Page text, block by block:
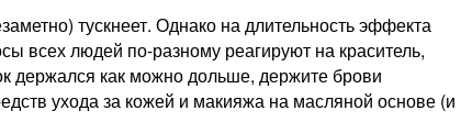
тускнеет. Однако на длительность эффекта
всех людей по-разному реагируют на краситель,
держался как можно дольше, держите брови
ухода за кожей и макияжа на масляной основе (и